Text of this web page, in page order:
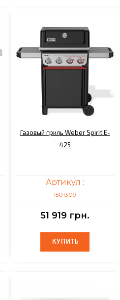
Газовый гриль Weber Spirit E-
425
Артикул :
1501309
51 919 грн.
КУПИТЬ
КУПИТЬ